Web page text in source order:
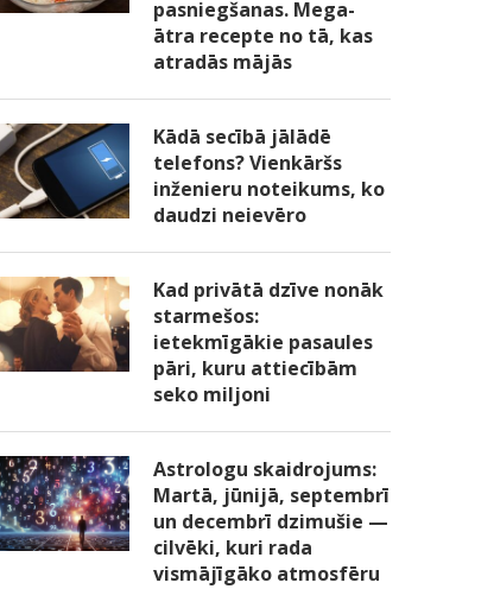
pasniegšanas. Mega-
ātra recepte no tā, kas
atradās mājās
Kādā secībā jālādē
telefons? Vienkāršs
inženieru noteikums, ko
daudzi neievēro
Kad privātā dzīve nonāk
starmešos:
ietekmīgākie pasaules
pāri, kuru attiecībām
seko miljoni
Astrologu skaidrojums:
Martā, jūnijā, septembrī
un decembrī dzimušie —
cilvēki, kuri rada
vismājīgāko atmosfēru